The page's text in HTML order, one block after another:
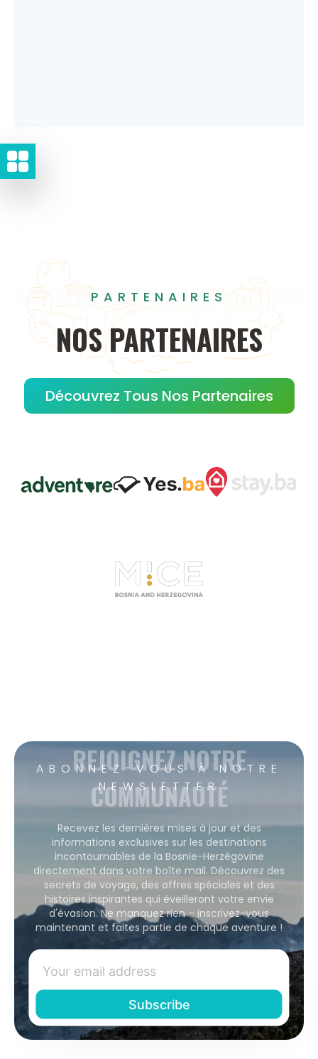
PARTENAIRES
NOS PARTENAIRES
Découvrez Tous Nos Partenaires
ABONNEZ-VOUS À NOTRE
NEWSLETTER
REJOIGNEZ NOTRE
COMMUNAUTÉ
Recevez les dernières mises à jour et des
informations exclusives sur les destinations
incontournables de la Bosnie-Herzégovine
directement dans votre boîte mail. Découvrez des
secrets de voyage, des offres spéciales et des
histoires inspirantes qui éveilleront votre envie
d'évasion. Ne manquez rien – inscrivez-vous
maintenant et faites partie de chaque aventure !